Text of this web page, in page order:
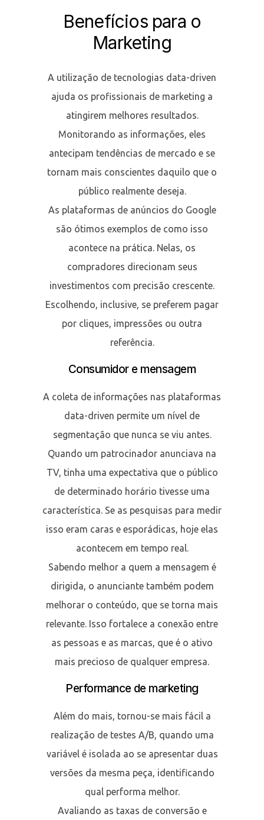
Benefícios para o
Marketing
A utilização de tecnologias data-driven
ajuda os profissionais de marketing a
atingirem melhores resultados.
Monitorando as informações, eles
antecipam tendências de mercado e se
tornam mais conscientes daquilo que o
público realmente deseja.
As plataformas de anúncios do Google
são ótimos exemplos de como isso
acontece na prática. Nelas, os
compradores direcionam seus
investimentos com precisão crescente.
Escolhendo, inclusive, se preferem pagar
por cliques, impressões ou outra
referência.
Consumidor e mensagem
A coleta de informações nas plataformas
data-driven permite um nível de
segmentação que nunca se viu antes.
Quando um patrocinador anunciava na
TV, tinha uma expectativa que o público
de determinado horário tivesse uma
característica. Se as pesquisas para medir
isso eram caras e esporádicas, hoje elas
acontecem em tempo real.
Sabendo melhor a quem a mensagem é
dirigida, o anunciante também podem
melhorar o conteúdo, que se torna mais
relevante. Isso fortalece a conexão entre
as pessoas e as marcas, que é o ativo
mais precioso de qualquer empresa.
Performance de marketing
Além do mais, tornou-se mais fácil a
realização de testes A/B, quando uma
variável é isolada ao se apresentar duas
versões da mesma peça, identificando
qual performa melhor.
Avaliando as taxas de conversão e